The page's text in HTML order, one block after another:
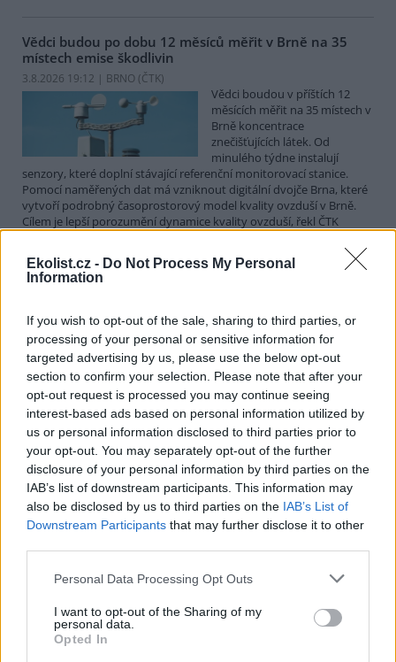
Ekolist.cz - Do Not Process My Personal
Information
If you wish to opt-out of the sale, sharing to third parties, or
processing of your personal or sensitive information for
targeted advertising by us, please use the below opt-out
section to confirm your selection. Please note that after your
opt-out request is processed you may continue seeing
interest-based ads based on personal information utilized by
us or personal information disclosed to third parties prior to
your opt-out. You may separately opt-out of the further
disclosure of your personal information by third parties on the
IAB’s list of downstream participants. This information may
also be disclosed by us to third parties on the IAB’s List of
Downstream Participants that may further disclose it to other
Personal Data Processing Opt Outs
I want to opt-out of the Sharing of my
personal data.
Opted In
Vědci budou po dobu 12 měsíců měřit v Brně na 35
místech emise škodlivin
3.8.2026 19:12 | BRNO (ČTK)
Vědci boudou v příštích 12
měsících měřit na 35 místech v
Brně koncentrace
znečišťujících látek. Od
minulého týdne instalují
senzory, které doplní stávající referenční monitorovací stanice.
Pomocí naměřených dat má vzniknout digitální dvojče Brna, které
vytvoří podrobný časoprostorový model kvality ovzduší v Brně.
Cílem je lepší porozumění dynamice kvality ovzduší, řekl ČTK
Soutěska Sibiř v Teplických skalách v létě chladí, dnes
3.8.2026 16:12 | TEPLICE NAD METUJÍ (ČTK)
Zájem o Teplické skály na
Náchodsku je v letních
měsících značný. Lidé
vyhledávají ve vedrech
příjemné klima skalních měst.
Příkladem je soutěska Sibiř, kde je v létě teplotní rozdíl nejméně 15
stupňů Celsia. ČTK to řekla tajemnice městského úřadu v Teplicích
nad Metují Markéta Strnadová. Teplické skály patří městu. Do
soutěsky Sibiř se lze dostat běžně, je součástí prohlídkového
okruhu.
Farmáři mají kvůli suchu problémy s nedostatkem
sena na krmení
3.8.2026 15:55 | ŽELEZNÝ ÚJEZD ( ČTK
Diskuse: 12
dalších částech Česka mají